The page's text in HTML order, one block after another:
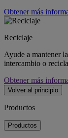
Obtener más
Reciclaje
Ayude a mantener
intercambio o
Obtener más
Volver al principio
Productos
Productos